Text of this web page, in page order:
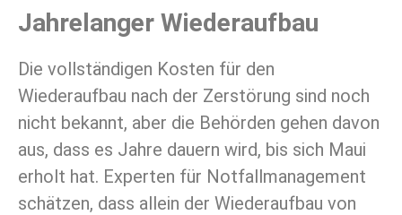
Jahrelanger Wiederaufbau
Die vollständigen Kosten für den
Wiederaufbau nach der Zerstörung sind noch
nicht bekannt, aber die Behörden gehen davon
aus, dass es Jahre dauern wird, bis sich Maui
erholt hat. Experten für Notfallmanagement
schätzen, dass allein der Wiederaufbau von